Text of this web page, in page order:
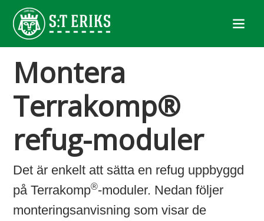
Montera
Terrakomp®
refug-moduler
Det är enkelt att sätta en refug uppbyggd
på Terrakomp®-moduler. Nedan följer
monteringsanvisning som visar de